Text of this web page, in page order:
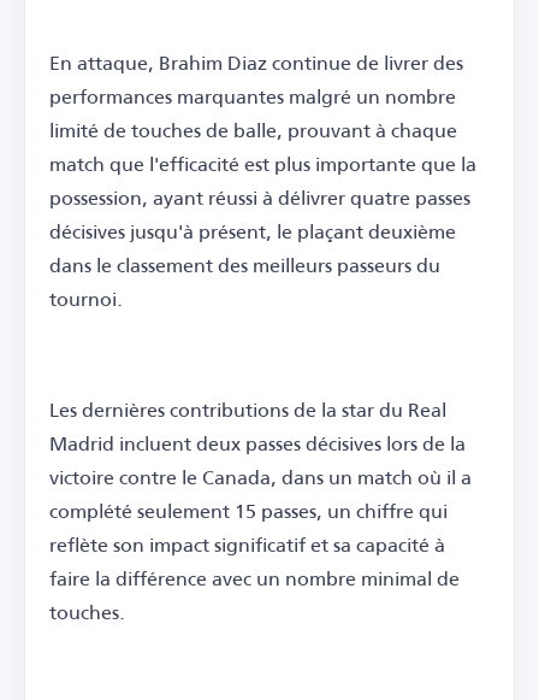
En attaque, Brahim Diaz continue de livrer des
performances marquantes malgré un nombre
limité de touches de balle, prouvant à chaque
match que l'efficacité est plus importante que la
possession, ayant réussi à délivrer quatre passes
décisives jusqu'à présent, le plaçant deuxième
dans le classement des meilleurs passeurs du
tournoi.
Les dernières contributions de la star du Real
Madrid incluent deux passes décisives lors de la
victoire contre le Canada, dans un match où il a
complété seulement 15 passes, un chiffre qui
reflète son impact significatif et sa capacité à
faire la différence avec un nombre minimal de
touches.